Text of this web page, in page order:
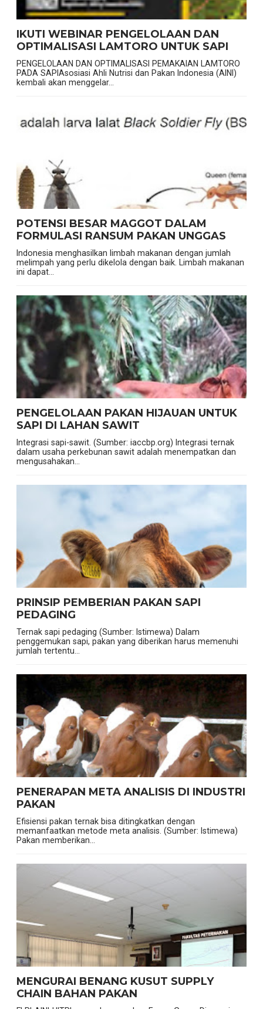
IKUTI WEBINAR PENGELOLAAN DAN
OPTIMALISASI LAMTORO UNTUK SAPI
PENGELOLAAN DAN OPTIMALISASI PEMAKAIAN LAMTORO
PADA SAPIAsosiasi Ahli Nutrisi dan Pakan Indonesia (AINI)
kembali akan menggelar...
POTENSI BESAR MAGGOT DALAM
FORMULASI RANSUM PAKAN UNGGAS
Indonesia menghasilkan limbah makanan dengan jumlah
melimpah yang perlu dikelola dengan baik. Limbah makanan
ini dapat...
PENGELOLAAN PAKAN HIJAUAN UNTUK
SAPI DI LAHAN SAWIT
Integrasi sapi-sawit. (Sumber: iaccbp.org) Integrasi ternak
dalam usaha perkebunan sawit adalah menempatkan dan
mengusahakan...
PRINSIP PEMBERIAN PAKAN SAPI
PEDAGING
Ternak sapi pedaging (Sumber: Istimewa) Dalam
penggemukan sapi, pakan yang diberikan harus memenuhi
jumlah tertentu...
PENERAPAN META ANALISIS DI INDUSTRI
PAKAN
Efisiensi pakan ternak bisa ditingkatkan dengan
memanfaatkan metode meta analisis. (Sumber: Istimewa)
Pakan memberikan...
MENGURAI BENANG KUSUT SUPPLY
CHAIN BAHAN PAKAN